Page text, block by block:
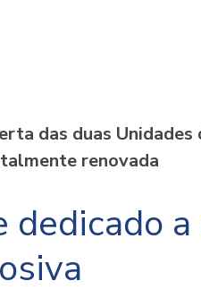
das duas Unidades
renovada
dedicado